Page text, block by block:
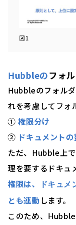
図1
Hubbleのフォ
Hubbleのフォル
れを考慮してフォ
① 権限分け
② ドキュメントの
ただ、Hubble上
理を要するドキュ
権限は、
ドキュメ
とも連動 します。
このため、